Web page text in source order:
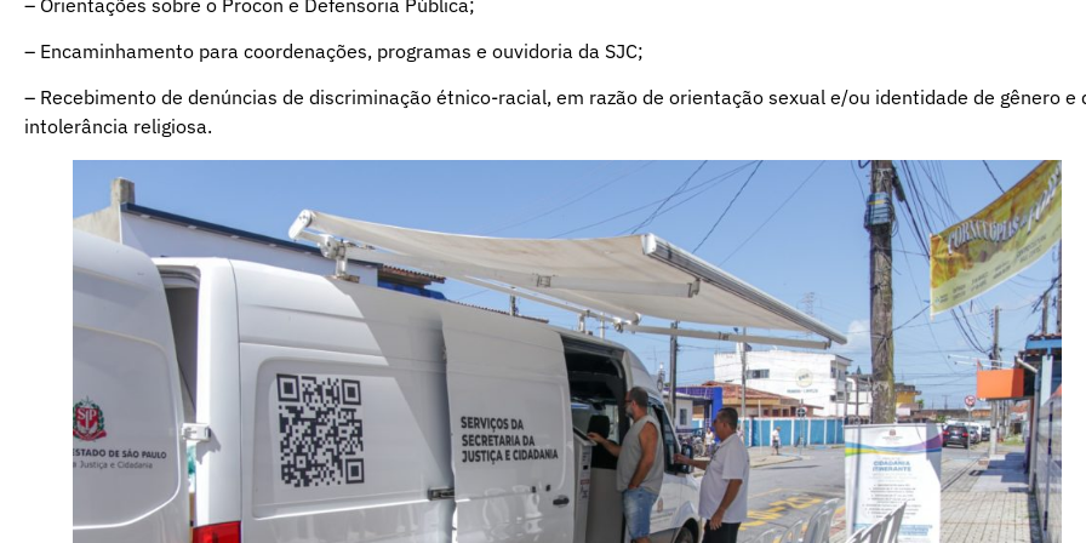
– Encaminhamento para coordenações, programas e ouvidoria da SJC;
– Recebimento de denúncias de discriminação étnico-racial, em razão de orientação sexual e/ou identidade de gênero e
intolerância religiosa.